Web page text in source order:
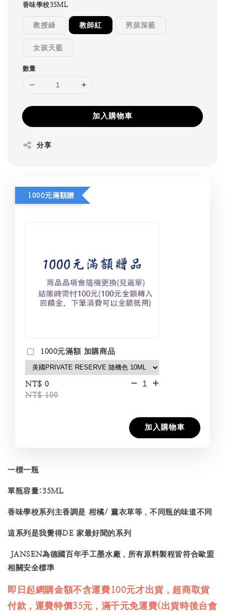
香味學校35ML
教授綠 教師紅 男孩深藍
女孩天藍
數量
加入購物車
分享
1000元滿額贈
1000元滿額 加購商品
NT$ 0
NT$ 100
- +
加入購物車
一標一瓶
單瓶容量:35ML
香味學校系列主香調是 柑橘/ 薰衣草等，不同瓶的味道不同
這系列是我覺得DE 家最好聞的系列
JANSEN為德國百年手工墨水廠，所有原料製程皆符合歐盟
相關安全標準
即日起網購金額不含運費100元才出貨，超商取貨
付款，運費特價35元，滿千元免運費(出貨時後台會